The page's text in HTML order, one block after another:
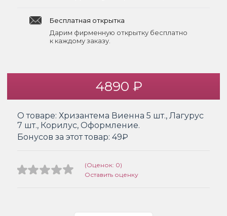
Бесплатная открытка
Дарим фирменную открытку бесплатно
к каждому заказу.
4890 ₽
О товаре: Хризантема Виенна 5 шт., Лагурус
7 шт., Корилус, Оформление.
Бонусов за этот товар: 49₽
(Оценок: 0)
Оставить оценку